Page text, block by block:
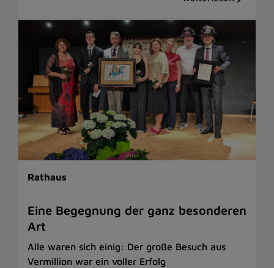
Rathaus
Eine Begegnung der ganz besonderen
Art
Alle waren sich einig: Der große Besuch aus
Vermillion war ein voller Erfolg